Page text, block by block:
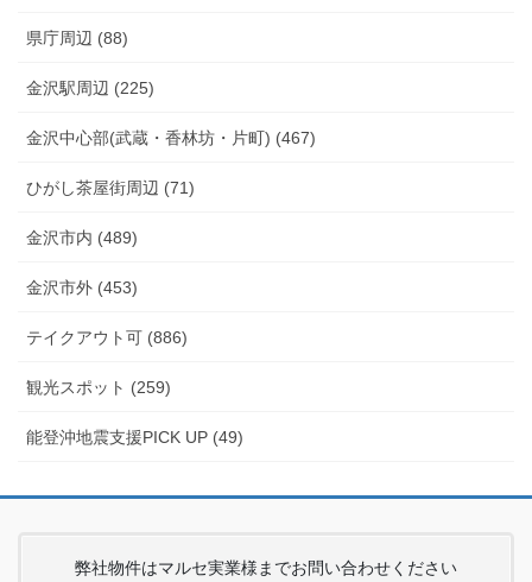
県庁周辺 (88)
金沢駅周辺 (225)
金沢中心部(武蔵・香林坊・片町) (467)
ひがし茶屋街周辺 (71)
金沢市内 (489)
金沢市外 (453)
テイクアウト可 (886)
観光スポット (259)
能登沖地震支援PICK UP (49)
弊社物件はマルセ実業様までお問い合わせください